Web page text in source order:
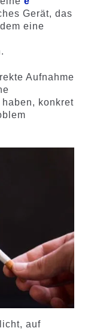
Gerät, das
eine
Aufnahme
konkret
auf